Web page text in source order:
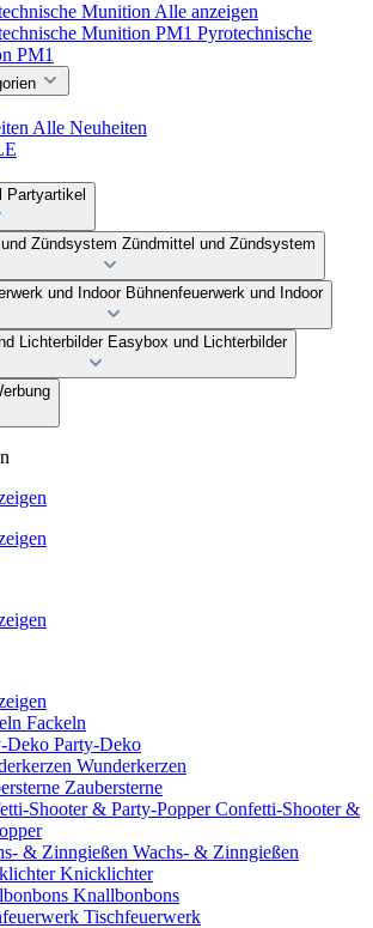
Alle anzeigen
Pyrotechnische
PM1
Alle Neuheiten
Partyartikel
Zündmittel und Zündsystem
Bühnenfeuerwerk und Indoor
Easybox und Lichterbilder
Fackeln
Party-Deko
Wunderkerzen
Zaubersterne
Confetti-Shooter &
Wachs- & Zinngießen
Knicklichter
Knallbonbons
Tischfeuerwerk